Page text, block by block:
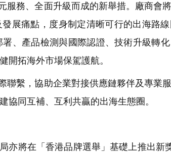
務、全面升級而成的新舉措。廠商會
展痛點，度身制定清晰可行的出海路
、產品檢測與國際認證、技術升級轉
開拓海外市場保駕護航。
繫，協助企業對接供應鏈夥伴及專業
協同互補、互利共贏的出海生態圈。
亦將在「香港品牌選舉」基礎上推出新